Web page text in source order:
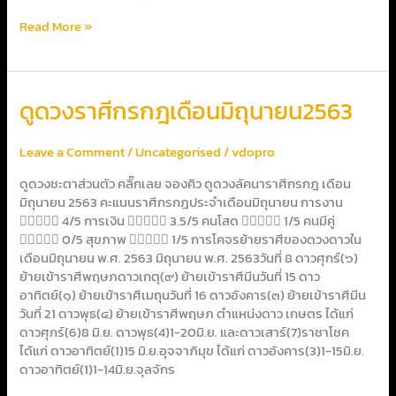
Read More »
ดูดวงราศีกรกฎเดือนมิถุนายน2563
Leave a Comment/Uncategorised/vdopro
ดูดวงชะตาส่วนตัว คลิ๊กเลย จองคิว ดูดวงลัคนาราศีกรกฎ เดือน
มิถุนายน 2563 คะแนนราศีกรกฎประจำเดือนมิถุนายน การงาน
 4/5 การเงิน  3.5/5 คนโสด  1/5 คนมีคู่
 0/5 สุขภาพ  1/5 การโคจรย้ายราศีของดวงดาวใน
เดือนมิถุนายน พ.ศ. 2563 มิถุนายน พ.ศ. 2563วันที่ 8 ดาวศุกร์(๖)
ย้ายเข้าราศีพฤษภดาวเกตุ(๙) ย้ายเข้าราศีมีนวันที่ 15 ดาว
อาทิตย์(๑) ย้ายเข้าราศีเมถุนวันที่ 16 ดาวอังคาร(๓) ย้ายเข้าราศีมีน
วันที่ 21 ดาวพุธ(๔) ย้ายเข้าราศีพฤษภ ตำแหน่งดาว เกษตร ได้แก่
ดาวศุกร์(6)8 มิ.ย. ดาวพุธ(4)1-20มิ.ย. และดาวเสาร์(7)ราชาโชค
ได้แก่ ดาวอาทิตย์(1)15 มิ.ย.อุจจาภิมุข ได้แก่ ดาวอังคาร(3)1-15มิ.ย.
ดาวอาทิตย์(1)1-14มิ.ย.จุลจักร
วง
กรกฎ
มิถุนายน2563